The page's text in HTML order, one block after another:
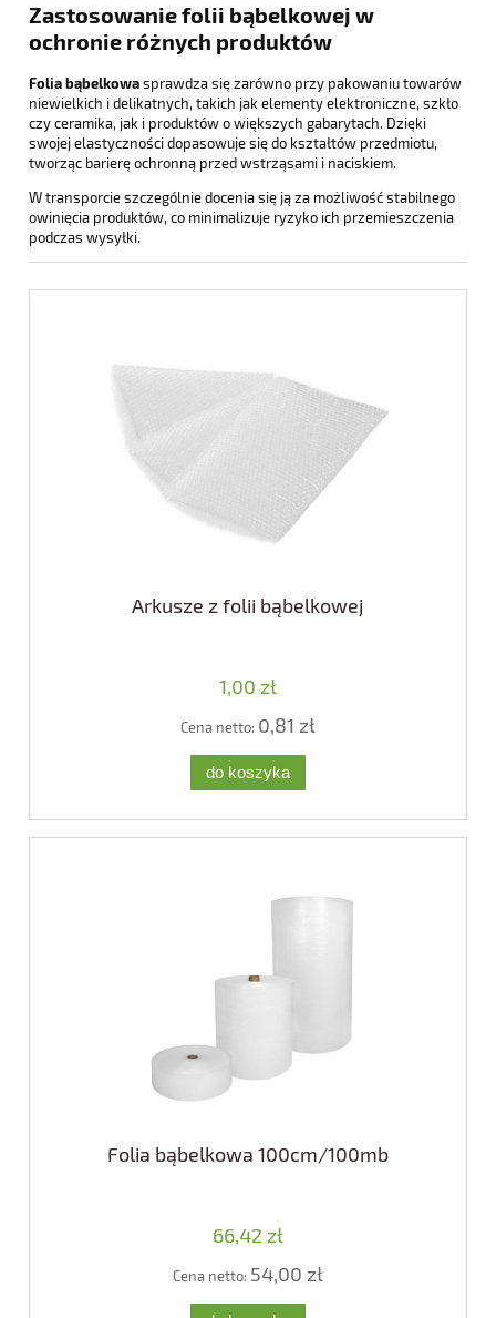
Zastosowanie folii bąbelkowej w
ochronie różnych produktów
Folia bąbelkowa sprawdza się zarówno przy pakowaniu towarów
niewielkich i delikatnych, takich jak elementy elektroniczne, szkło
czy ceramika, jak i produktów o większych gabarytach. Dzięki
swojej elastyczności dopasowuje się do kształtów przedmiotu,
tworząc barierę ochronną przed wstrząsami i naciskiem.
W transporcie szczególnie docenia się ją za możliwość stabilnego
owinięcia produktów, co minimalizuje ryzyko ich przemieszczenia
podczas wysyłki.
Arkusze z folii bąbelkowej
1,00 zł
Cena netto: 0,81 zł
do koszyka
Folia bąbelkowa 100cm/100mb
66,42 zł
Cena netto: 54,00 zł